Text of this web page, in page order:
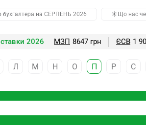
бухгалтера на СЕРПЕНЬ 2026 ☀️Що нас
2026 МЗП 8647 грн ЄСВ 1
Л М Н О П Р С